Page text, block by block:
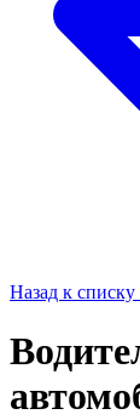
Назад к списку